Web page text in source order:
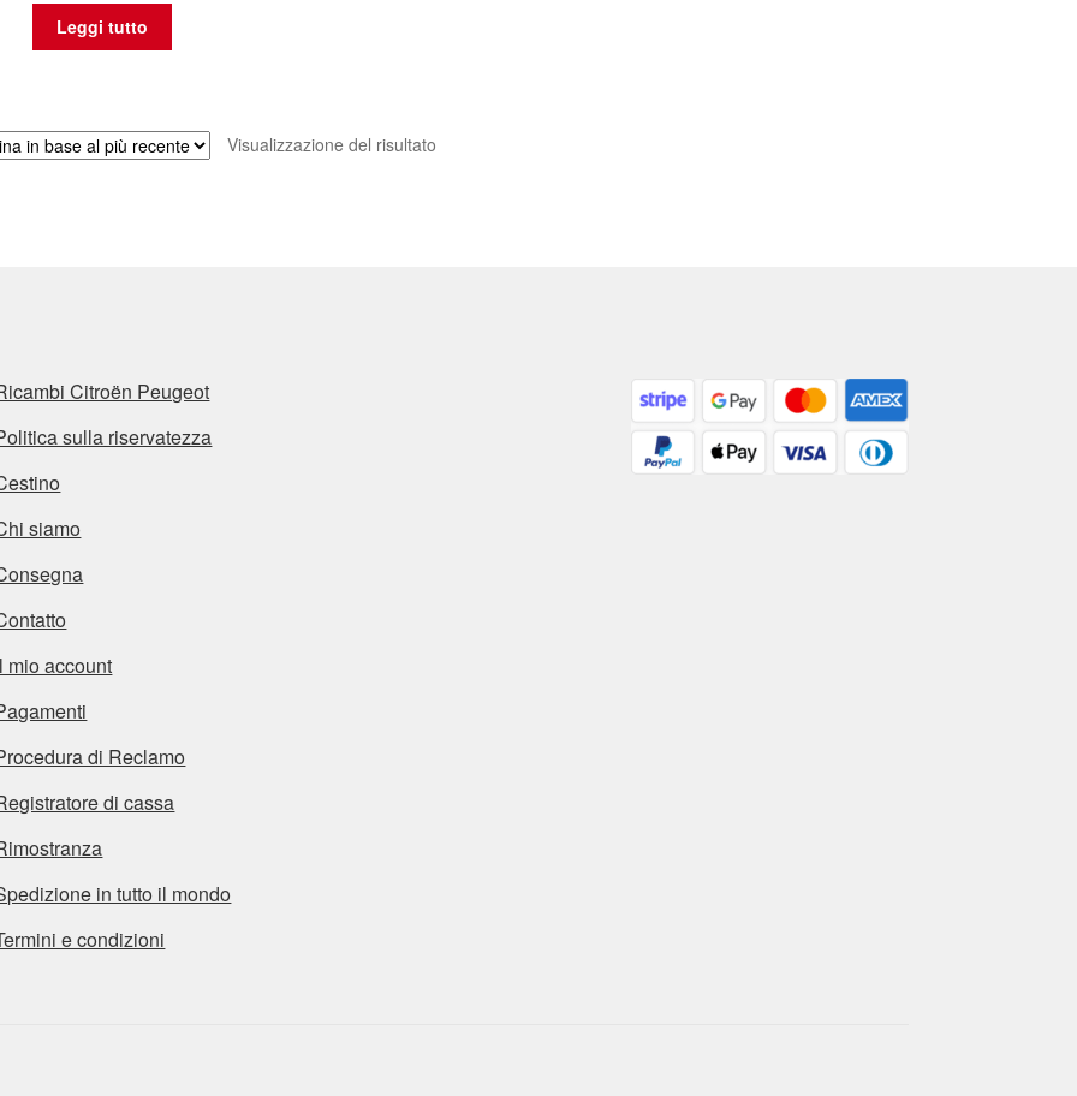
Leggi tutto
Visualizzazione del risultato
Citroën Peugeot
sulla riservatezza
siamo
mio account
di Reclamo
di cassa
in tutto il mondo
e condizioni